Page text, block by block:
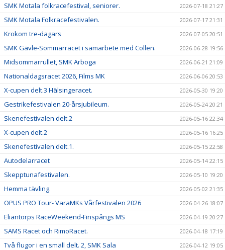
SMK Motala folkracefestival, seniorer. 2026-07-18 21:27
SMK Motala Folkracefestivalen. 2026-07-17 21:31
Krokom tre-dagars 2026-07-05 20:51
SMK Gävle-Sommarracet i samarbete med Collen. 2026-06-28 19:56
Midsommarrullet, SMK Arboga 2026-06-21 21:09
Nationaldagsracet 2026, Films MK 2026-06-06 20:53
X-cupen delt.3 Hälsingeracet. 2026-05-30 19:20
Gestrikefestivalen 20-årsjubileum. 2026-05-24 20:21
Skenefestivalen delt.2 2026-05-16 22:34
X-cupen delt.2 2026-05-16 16:25
Skenefestivalen delt.1. 2026-05-15 22:58
Autodelarracet 2026-05-14 22:15
Skepptunafestivalen. 2026-05-10 19:20
Hemma tävling. 2026-05-02 21:35
OPUS PRO Tour- VaraMKs Vårfestivalen 2026 2026-04-26 18:07
Eliantorps RaceWeekend-Finspångs MS 2026-04-19 20:27
SAMS Racet och RimoRacet. 2026-04-18 17:19
Två flugor i en smäll delt. 2, SMK Sala 2026-04-12 19:05